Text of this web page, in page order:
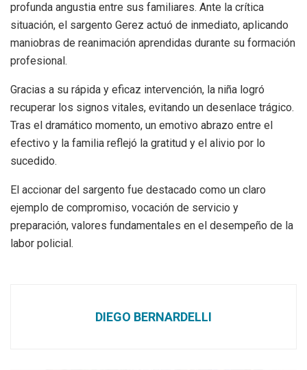
profunda angustia entre sus familiares. Ante la crítica
situación, el sargento Gerez actuó de inmediato, aplicando
maniobras de reanimación aprendidas durante su formación
profesional.
Gracias a su rápida y eficaz intervención, la niña logró
recuperar los signos vitales, evitando un desenlace trágico.
Tras el dramático momento, un emotivo abrazo entre el
efectivo y la familia reflejó la gratitud y el alivio por lo
sucedido.
El accionar del sargento fue destacado como un claro
ejemplo de compromiso, vocación de servicio y
preparación, valores fundamentales en el desempeño de la
labor policial.
DIEGO BERNARDELLI